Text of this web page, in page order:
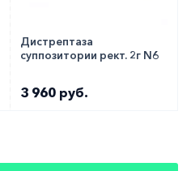
Дистрептаза
суппозитории рект. 2г N6
3 960 руб.